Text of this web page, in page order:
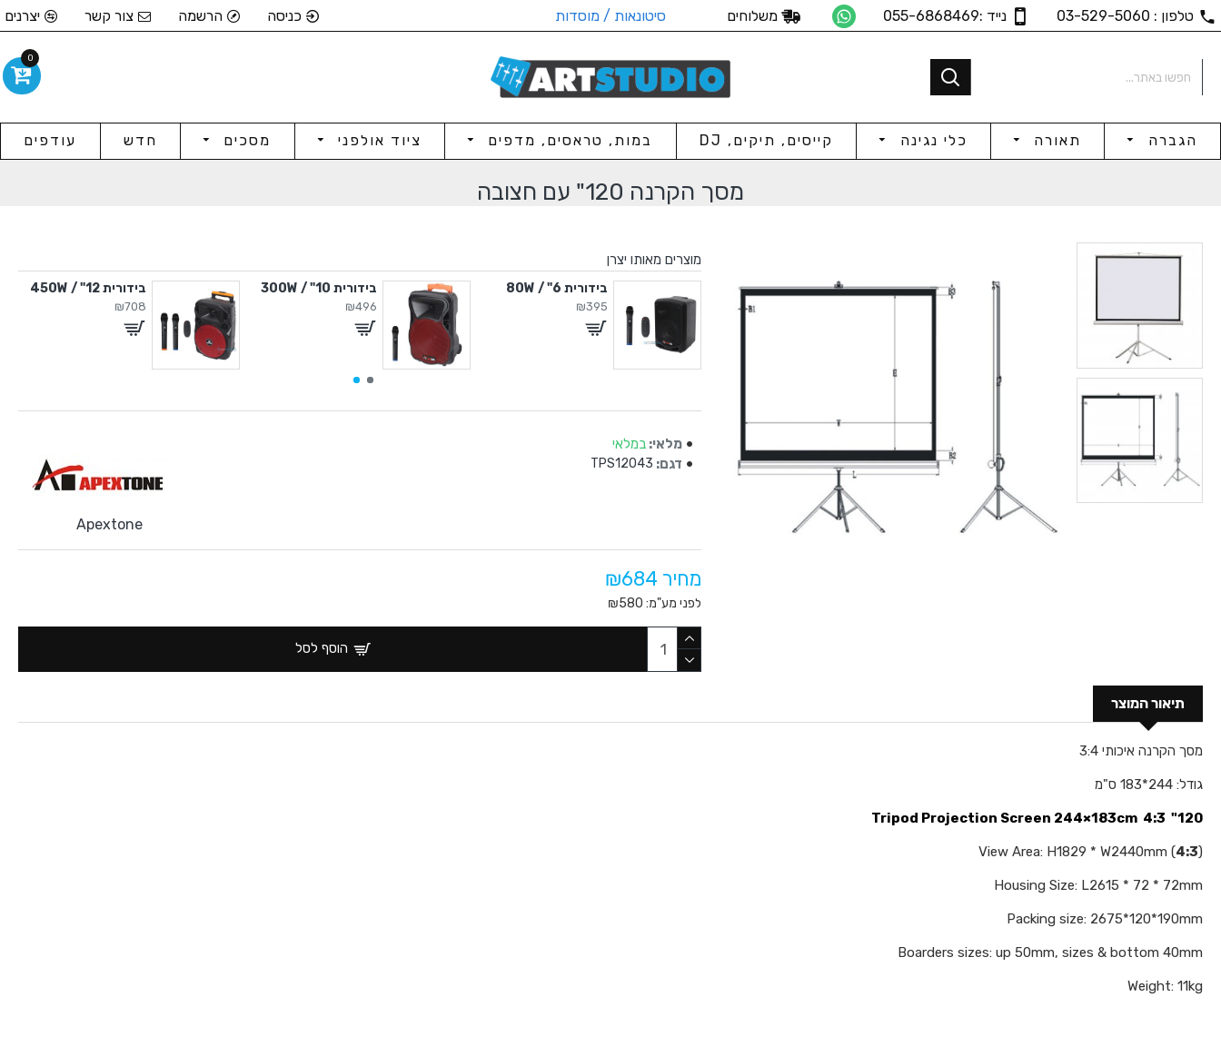
טלפון : 03-529-5060 נייד :055-6868469 משלוחים סיטונאות / מוסדות כניסה הרשמה צור קשר יצרנים
הגברה תאורה כלי נגינה קייסים, תיקים, DJ במות, טראסים, מדפים ציוד אולפני מסכים חדש עודפים
מסך הקרנה 120" עם חצובה
מוצרים מאותו יצרן
בידורית 15" / 500W בידורית 6" / 80W
₪395
בידורית 10" / 300W
₪496
בידורית 12" / 450W
₪708
מלאי: במלאי
דגם: TPS12043
Apextone
מחיר ₪684
לפני מע"מ: ₪580
הוסף לסל
תיאור המוצר
מסך הקרנה איכותי 3:4
גודל: 244*183 ס"מ
120" 4:3 Tripod Projection Screen 244×183cm
View Area: H1829 * W2440mm (4:3)
Housing Size: L2615 * 72 * 72mm
Packing size: 2675*120*190mm
Boarders sizes: up 50mm, sizes & bottom 40mm
Weight: 11kg
0